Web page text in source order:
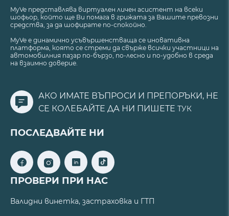
MyVe представлява виртуален личен асистент на всеки
шофьор, който ще Ви помага в грижата за Вашите превозни
средства, за да шофирате по-спокойно.
MyVe е динамично усъвършенстваща се иновативна
платформа, която се стреми да свърже всички участници на
автомобилния пазар по-бързо, по-лесно и по-удобно в среда
на взаимно доверие.
АКО ИМАТЕ ВЪПРОСИ И ПРЕПОРЪКИ, НЕ
СЕ КОЛЕБАЙТЕ ДА НИ ПИШЕТЕ ТУК
ПОСЛЕДВАЙТЕ НИ
ПРОВЕРИ ПРИ НАС
Валидни винетка, застраховка и ГТП